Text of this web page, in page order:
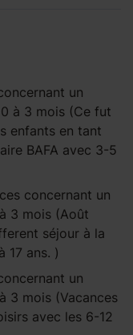
un
à 3 mois (Ce fut
enfants en tant
BAFA avec 3-5
concernant un
3 mois (Août
séjour à la
17 ans. )
un
3 mois (Vacances
avec les 6-12